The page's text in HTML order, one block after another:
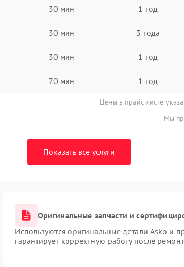
30 мин 1 год
30 мин 3 года
30 мин 1 год
70 мин 1 год
Цены в прайс-листе
Мы
Показать все услуги
Оригинальные запчасти и
Используются оригинальные детали Asko и
гарантирует корректную работу после